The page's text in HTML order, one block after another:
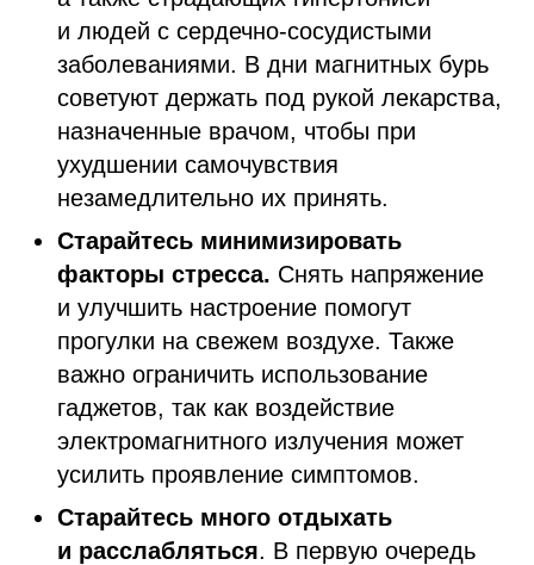
и людей с сердечно-сосудистыми
заболеваниями. В дни магнитных бурь
советуют держать под рукой лекарства,
назначенные врачом, чтобы при
ухудшении самочувствия
незамедлительно их принять.
Старайтесь минимизировать
факторы стресса. Снять напряжение
и улучшить настроение помогут
прогулки на свежем воздухе. Также
важно ограничить использование
гаджетов, так как воздействие
электромагнитного излучения может
усилить проявление симптомов.
Старайтесь много отдыхать
и расслабляться. В первую очередь